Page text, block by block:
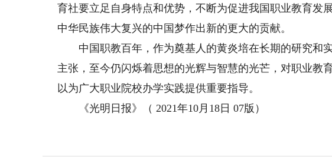
育社要立足自身特点和优势，不断为促进我国职业教育发
中华民族伟大复兴的中国梦作出新的更大的贡献。
中国职教百年，作为奠基人的黄炎培在长期的研究和
主张，至今仍闪烁着思想的光辉与智慧的光芒，对职业教
以为广大职业院校办学实践提供重要指导。
《光明日报》（ 2021年10月18日 07版）